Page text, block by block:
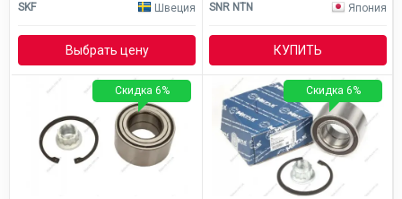
SKF
Швеция
Выбрать цену
SNR NTN
Япония
КУПИТЬ
Скидка 6% Скидка 6%